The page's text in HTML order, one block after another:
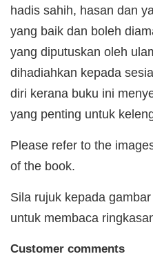
hadis sahih, hasan dan
yang baik dan boleh
yang diputuskan oleh
dihadiahkan kepada
diri kerana buku ini
yang penting untuk
Please refer to the
of the book.
Sila rujuk kepada
untuk membaca
Customer comments